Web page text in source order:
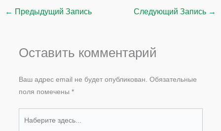
← Предыдущий Запись Следующий Запись →
Оставить комментарий
Ваш адрес email не будет опубликован. Обязательные
поля помечены *
здесь...